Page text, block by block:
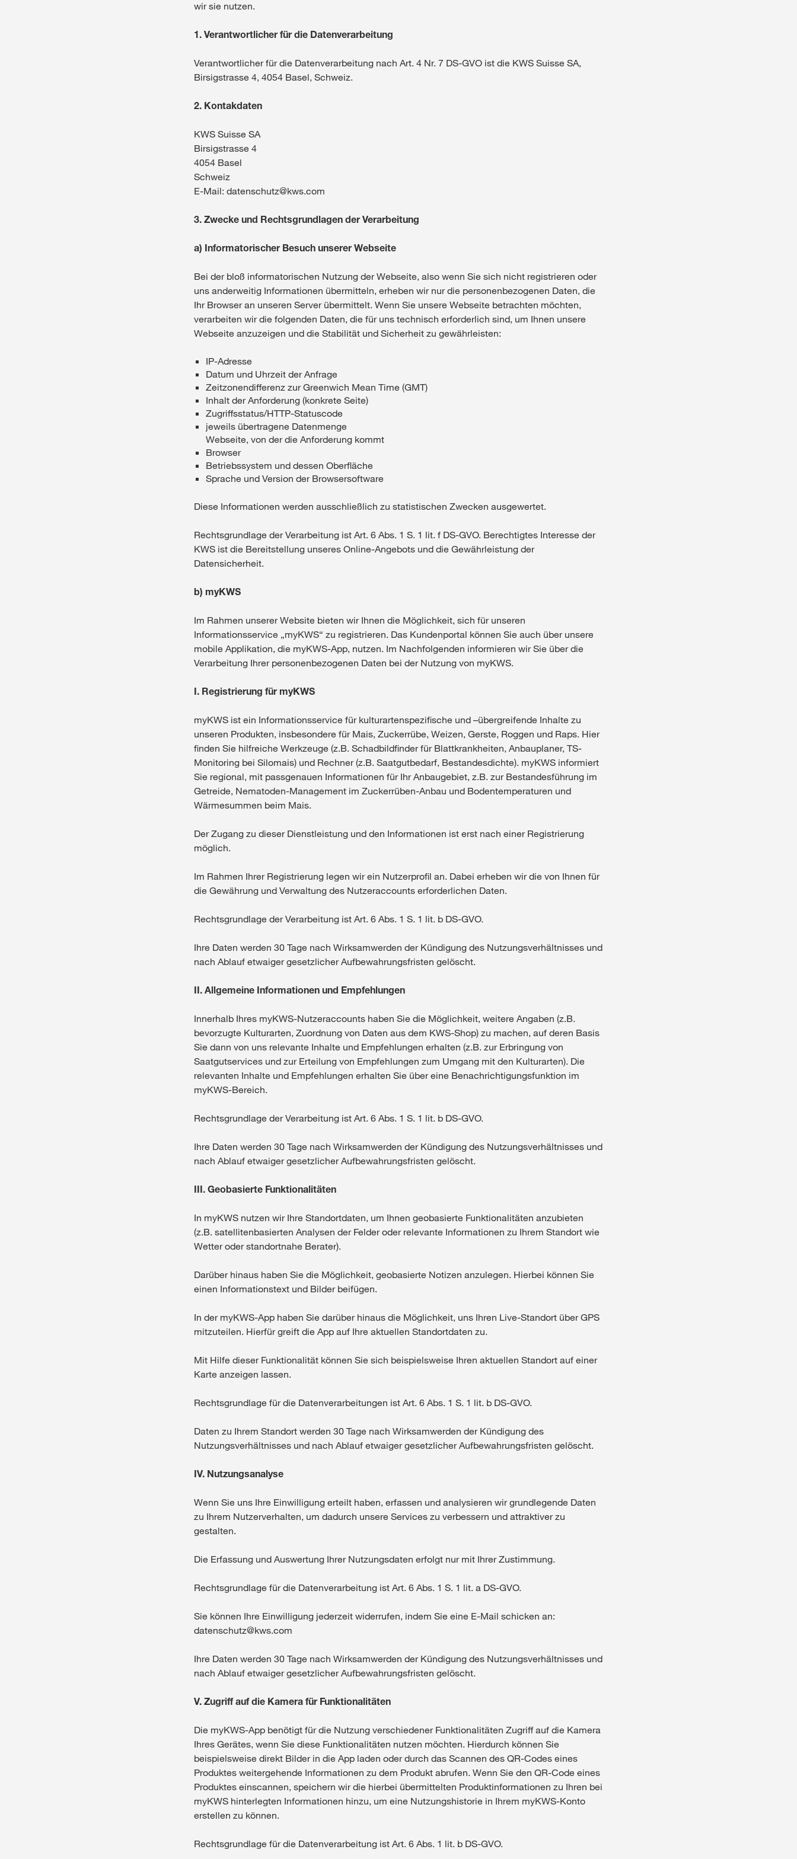
wir sie nutzen.
1. Verantwortlicher für die Datenverarbeitung
Verantwortlicher für die Datenverarbeitung nach Art. 4 Nr. 7 DS-GVO ist die KWS Suisse SA,
Birsigstrasse 4, 4054 Basel, Schweiz.
2. Kontakdaten
KWS Suisse SA
Birsigstrasse 4
4054 Basel
Schweiz
E-Mail: datenschutz@kws.com
3. Zwecke und Rechtsgrundlagen der Verarbeitung
a) Informatorischer Besuch unserer Webseite
Bei der bloß informatorischen Nutzung der Webseite, also wenn Sie sich nicht registrieren oder
uns anderweitig Informationen übermitteln, erheben wir nur die personenbezogenen Daten, die
Ihr Browser an unseren Server übermittelt. Wenn Sie unsere Webseite betrachten möchten,
verarbeiten wir die folgenden Daten, die für uns technisch erforderlich sind, um Ihnen unsere
Webseite anzuzeigen und die Stabilität und Sicherheit zu gewährleisten:
IP-Adresse
Datum und Uhrzeit der Anfrage
Zeitzonendifferenz zur Greenwich Mean Time (GMT)
Inhalt der Anforderung (konkrete Seite)
Zugriffsstatus/HTTP-Statuscode
jeweils übertragene Datenmenge
Webseite, von der die Anforderung kommt
Browser
Betriebssystem und dessen Oberfläche
Sprache und Version der Browsersoftware
Diese Informationen werden ausschließlich zu statistischen Zwecken ausgewertet.
Rechtsgrundlage der Verarbeitung ist Art. 6 Abs. 1 S. 1 lit. f DS-GVO. Berechtigtes Interesse der
KWS ist die Bereitstellung unseres Online-Angebots und die Gewährleistung der
Datensicherheit.
b) myKWS
Im Rahmen unserer Website bieten wir Ihnen die Möglichkeit, sich für unseren
Informationsservice „myKWS“ zu registrieren. Das Kundenportal können Sie auch über unsere
mobile Applikation, die myKWS-App, nutzen. Im Nachfolgenden informieren wir Sie über die
Verarbeitung Ihrer personenbezogenen Daten bei der Nutzung von myKWS.
I. Registrierung für myKWS
myKWS ist ein Informationsservice für kulturartenspezifische und –übergreifende Inhalte zu
unseren Produkten, insbesondere für Mais, Zuckerrübe, Weizen, Gerste, Roggen und Raps. Hier
finden Sie hilfreiche Werkzeuge (z.B. Schadbildfinder für Blattkrankheiten, Anbauplaner, TS-
Monitoring bei Silomais) und Rechner (z.B. Saatgutbedarf, Bestandesdichte). myKWS informiert
Sie regional, mit passgenauen Informationen für Ihr Anbaugebiet, z.B. zur Bestandesführung im
Getreide, Nematoden-Management im Zuckerrüben-Anbau und Bodentemperaturen und
Wärmesummen beim Mais.
Der Zugang zu dieser Dienstleistung und den Informationen ist erst nach einer Registrierung
möglich.
Im Rahmen Ihrer Registrierung legen wir ein Nutzerprofil an. Dabei erheben wir die von Ihnen für
die Gewährung und Verwaltung des Nutzeraccounts erforderlichen Daten.
Rechtsgrundlage der Verarbeitung ist Art. 6 Abs. 1 S. 1 lit. b DS-GVO.
Ihre Daten werden 30 Tage nach Wirksamwerden der Kündigung des Nutzungsverhältnisses und
nach Ablauf etwaiger gesetzlicher Aufbewahrungsfristen gelöscht.
II. Allgemeine Informationen und Empfehlungen
Innerhalb Ihres myKWS-Nutzeraccounts haben Sie die Möglichkeit, weitere Angaben (z.B.
bevorzugte Kulturarten, Zuordnung von Daten aus dem KWS-Shop) zu machen, auf deren Basis
Sie dann von uns relevante Inhalte und Empfehlungen erhalten (z.B. zur Erbringung von
Saatgutservices und zur Erteilung von Empfehlungen zum Umgang mit den Kulturarten). Die
relevanten Inhalte und Empfehlungen erhalten Sie über eine Benachrichtigungsfunktion im
myKWS-Bereich.
Rechtsgrundlage der Verarbeitung ist Art. 6 Abs. 1 S. 1 lit. b DS-GVO.
Ihre Daten werden 30 Tage nach Wirksamwerden der Kündigung des Nutzungsverhältnisses und
nach Ablauf etwaiger gesetzlicher Aufbewahrungsfristen gelöscht.
III. Geobasierte Funktionalitäten
In myKWS nutzen wir Ihre Standortdaten, um Ihnen geobasierte Funktionalitäten anzubieten
(z.B. satellitenbasierten Analysen der Felder oder relevante Informationen zu Ihrem Standort wie
Wetter oder standortnahe Berater).
Darüber hinaus haben Sie die Möglichkeit, geobasierte Notizen anzulegen. Hierbei können Sie
einen Informationstext und Bilder beifügen.
In der myKWS-App haben Sie darüber hinaus die Möglichkeit, uns Ihren Live-Standort über GPS
mitzuteilen. Hierfür greift die App auf Ihre aktuellen Standortdaten zu.
Mit Hilfe dieser Funktionalität können Sie sich beispielsweise Ihren aktuellen Standort auf einer
Karte anzeigen lassen.
Rechtsgrundlage für die Datenverarbeitungen ist Art. 6 Abs. 1 S. 1 lit. b DS-GVO.
Daten zu Ihrem Standort werden 30 Tage nach Wirksamwerden der Kündigung des
Nutzungsverhältnisses und nach Ablauf etwaiger gesetzlicher Aufbewahrungsfristen gelöscht.
IV. Nutzungsanalyse
Wenn Sie uns Ihre Einwilligung erteilt haben, erfassen und analysieren wir grundlegende Daten
zu Ihrem Nutzerverhalten, um dadurch unsere Services zu verbessern und attraktiver zu
gestalten.
Die Erfassung und Auswertung Ihrer Nutzungsdaten erfolgt nur mit Ihrer Zustimmung.
Rechtsgrundlage für die Datenverarbeitung ist Art. 6 Abs. 1 S. 1 lit. a DS-GVO.
Sie können Ihre Einwilligung jederzeit widerrufen, indem Sie eine E-Mail schicken an:
datenschutz@kws.com
Ihre Daten werden 30 Tage nach Wirksamwerden der Kündigung des Nutzungsverhältnisses und
nach Ablauf etwaiger gesetzlicher Aufbewahrungsfristen gelöscht.
V. Zugriff auf die Kamera für Funktionalitäten
Die myKWS-App benötigt für die Nutzung verschiedener Funktionalitäten Zugriff auf die Kamera
Ihres Gerätes, wenn Sie diese Funktionalitäten nutzen möchten. Hierdurch können Sie
beispielsweise direkt Bilder in die App laden oder durch das Scannen des QR-Codes eines
Produktes weitergehende Informationen zu dem Produkt abrufen. Wenn Sie den QR-Code eines
Produktes einscannen, speichern wir die hierbei übermittelten Produktinformationen zu Ihren bei
myKWS hinterlegten Informationen hinzu, um eine Nutzungshistorie in Ihrem myKWS-Konto
erstellen zu können.
Rechtsgrundlage für die Datenverarbeitung ist Art. 6 Abs. 1 lit. b DS-GVO.